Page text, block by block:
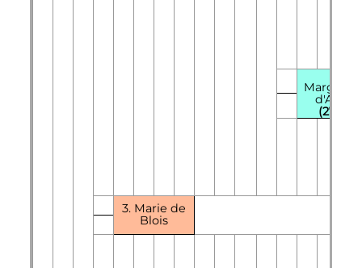
d'Anjou
(27=17)
3. Marie de
Blois